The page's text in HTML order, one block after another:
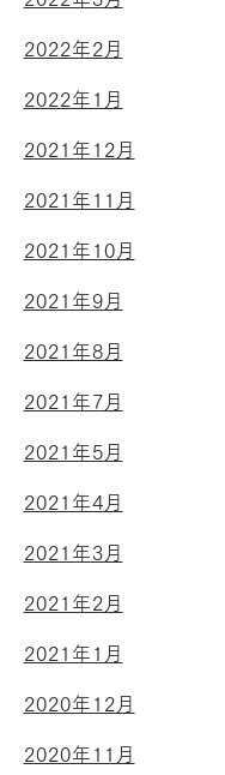
2022年2月
2022年1月
2021年12月
2021年11月
2021年10月
2021年9月
2021年8月
2021年7月
2021年5月
2021年4月
2021年3月
2021年2月
2021年1月
2020年12月
2020年11月